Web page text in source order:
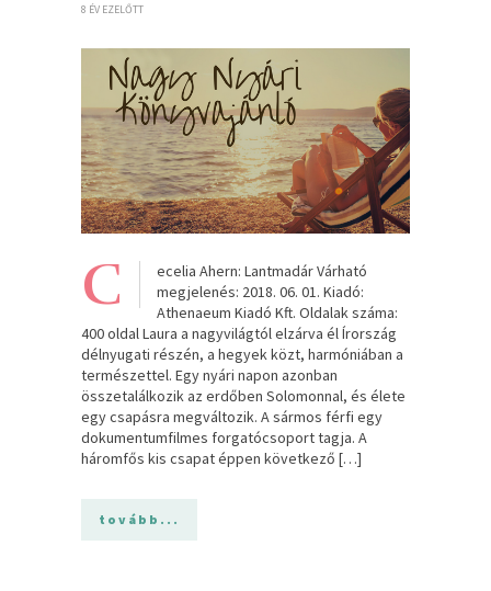
8 ÉV EZELŐTT
C
ecelia Ahern: Lantmadár Várható
megjelenés: 2018. 06. 01. Kiadó:
Athenaeum Kiadó Kft. Oldalak száma:
400 oldal Laura a nagyvilágtól elzárva él Írország
délnyugati részén, a hegyek közt, harmóniában a
természettel. Egy nyári napon azonban
összetalálkozik az erdőben Solomonnal, és élete
egy csapásra megváltozik. A sármos férfi egy
dokumentumfilmes forgatócsoport tagja. A
háromfős kis csapat éppen következő […]
tovább...